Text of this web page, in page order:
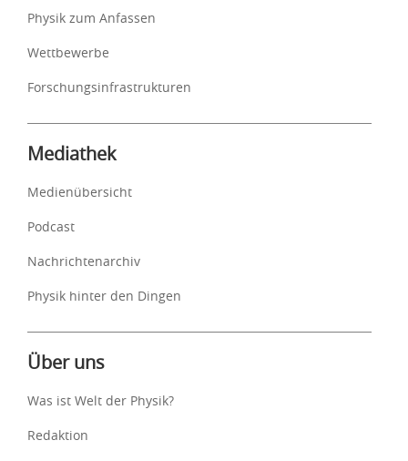
Physik zum Anfassen
Wettbewerbe
Forschungsinfrastrukturen
Mediathek
Medienübersicht
Podcast
Nachrichtenarchiv
Physik hinter den Dingen
Über uns
Was ist Welt der Physik?
Redaktion